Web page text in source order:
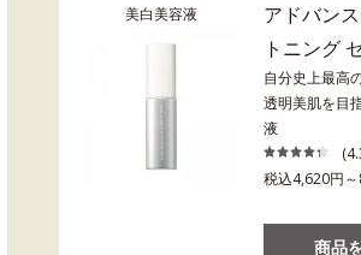
美白美容液
アドバン
トニング
自分史上最高
透明美肌を目
液
税込4,620円
商品